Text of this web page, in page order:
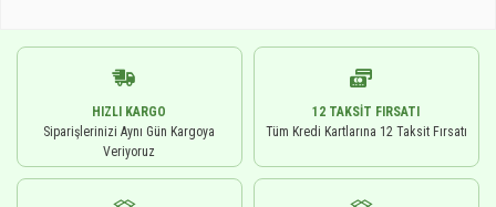
HIZLI KARGO
Siparişlerinizi Aynı Gün Kargoya
Veriyoruz
12 TAKSIT FIRSATI
Tüm Kredi Kartlarına 12 Taksit Fırsatı